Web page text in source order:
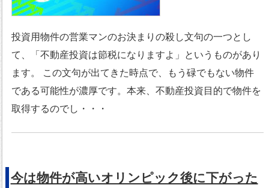
投資用物件の営業マンのお決まりの殺し文句の一つとし
て、「不動産投資は節税になりますよ」というものがあり
ます。 この文句が出てきた時点で、もう碌でもない物件
である可能性が濃厚です。本来、不動産投資目的で物件を
取得するのでし・・・
今は物件が高いオリンピック後に下がった